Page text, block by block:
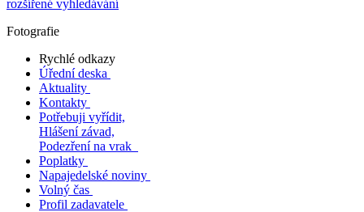
rozšířené vyhledávání
Fotografie
Rychlé odkazy
Úřední deska
Aktuality
Kontakty
Potřebuji vyřídit,
Hlášení závad,
Podezření na vrak
Poplatky
Napajedelské noviny
Volný čas
Profil zadavatele